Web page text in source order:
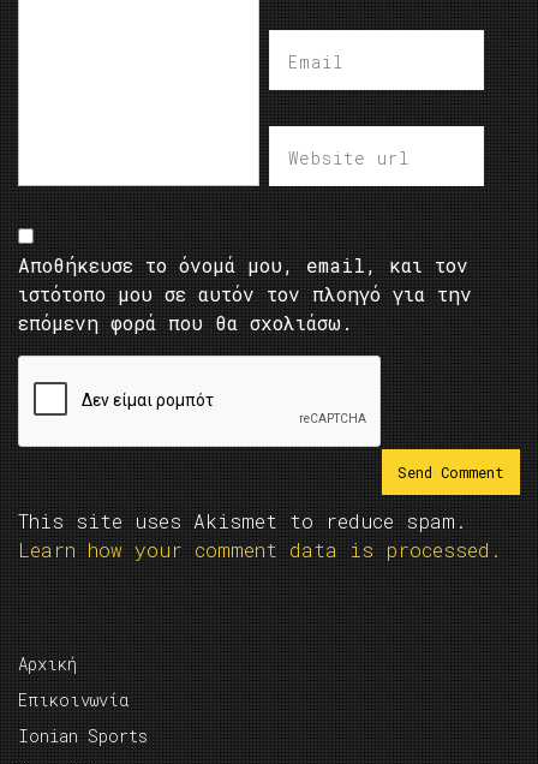
Αποθήκευσε το όνομά μου, email, και τον
ιστότοπο μου σε αυτόν τον πλοηγό για την
επόμενη φορά που θα σχολιάσω.
This site uses Akismet to reduce spam.
Learn how your comment data is processed.
Αρχική
Επικοινωνία
Ionian Sports